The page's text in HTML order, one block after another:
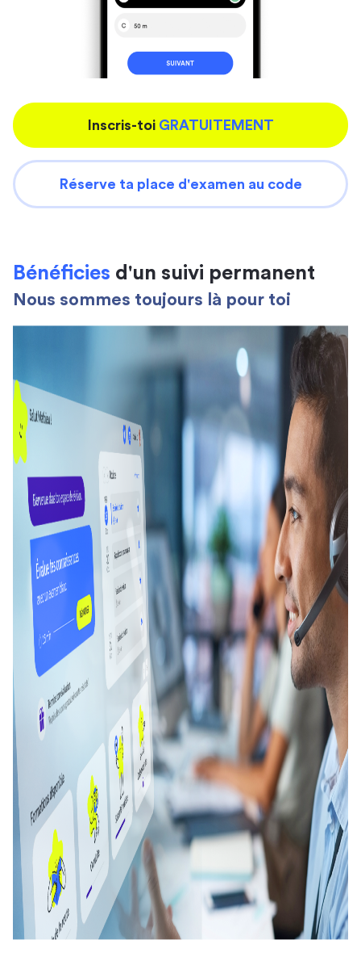
Inscris-toi GRATUITEMENT
Réserve ta place d'examen au code
Bénéficies d'un suivi permanent
Nous sommes toujours là pour toi